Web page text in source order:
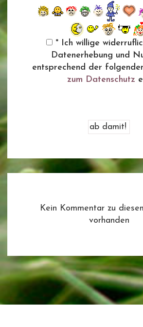
* Ich willige
Datenerhebung und
entsprechend der
zum Datenschutz
Kein Kommentar zu
vorhanden